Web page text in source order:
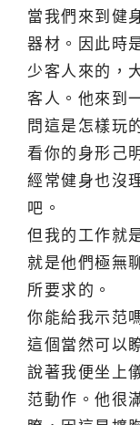
當我們來到健
器材。因此時
少客人來的，
客人。他來到
問這是怎樣玩
看你的身形己
經常健身也沒
吧。
但我的工作就
就是他們極無
所要求的。
你能給我示范
這個當然可以
說著我便坐上
范動作。他很